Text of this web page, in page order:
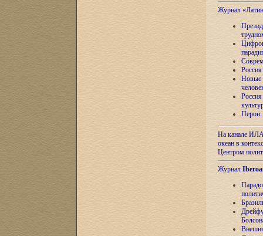
Журнал
Новые
Перон:
На канале
океан в
Центром
Журнал